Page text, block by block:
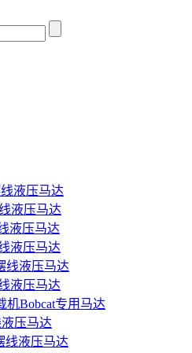
液压马达
液压马达
液压马达
液压马达
线液压马达
液压马达
机Bobcat专用马达
压马达
线液压马达